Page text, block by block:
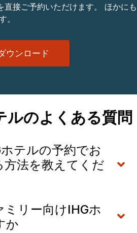
接ご予約いただけます。 ほかにも
。
ウンロード
ルのよくある質問
テルの予約でお
法を教えてくだ
ミリー向けIHGホ
か